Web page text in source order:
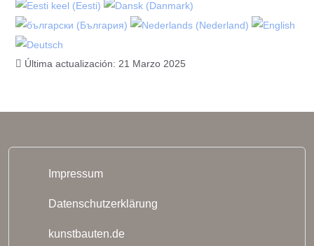
Última actualización: 21 Marzo 2025
Impressum
Datenschutzerklärung
kunstbauten.de